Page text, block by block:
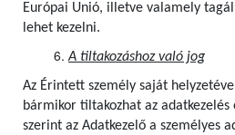
Európai Unió, illetve valamely
lehet kezelni.
A tiltakozáshoz való jog
Az Érintett személy saját
bármikor tiltakozhat az
szerint az Adatkezelő a személyes